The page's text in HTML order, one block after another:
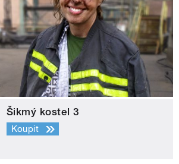
Šikmý kostel 3
Koupit